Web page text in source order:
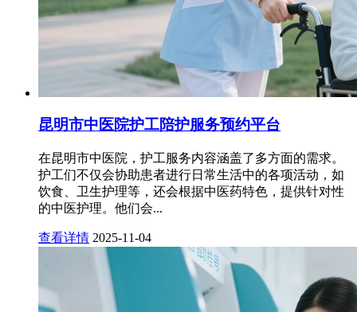
昆明市中医院护工陪护服务预约平台
在昆明市中医院，护工服务内容涵盖了多方面的需求。
护工们不仅会协助患者进行日常生活中的各项活动，如
饮食、卫生护理等，还会根据中医药特色，提供针对性
的中医护理。他们会...
查看详情 2025-11-04